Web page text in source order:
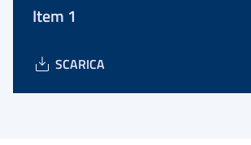
Item 1
SCARICA